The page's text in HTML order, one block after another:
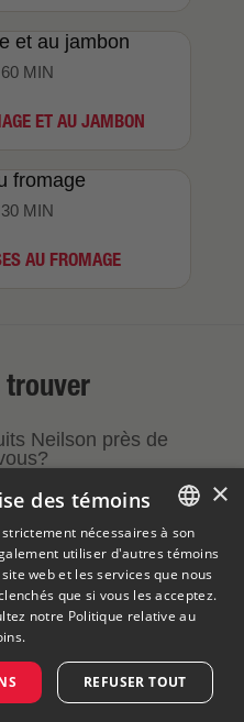
60 MIN
ET AU JAMBON
30 MIN
AU FROMAGE
trouver
Neilson près de
de confidentialité
Visitez notre site corporatif
©2026
ENGLISH
FRENCH
×
des témoins
nécessaires à son
utiliser d'autres témoins
web et les services que nous
que si vous les acceptez.
notre Politique relative au
REFUSER TOUT